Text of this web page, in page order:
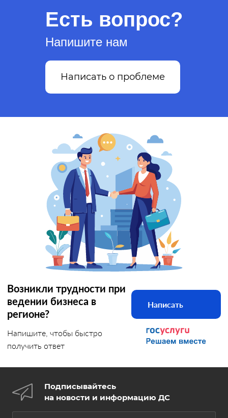
Есть вопрос?
Напишите нам
Написать о проблеме
Возникли трудности при
ведении бизнеса в
регионе?
Напишите, чтобы быстро
получить ответ
Написать
Подписывайтесь
на новости и информацию ДС